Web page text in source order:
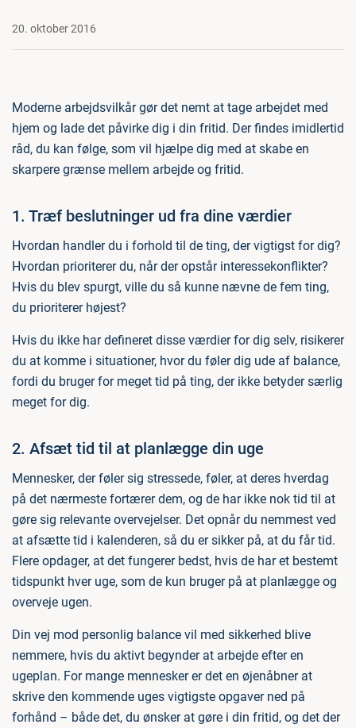
20. oktober 2016
Moderne arbejdsvilkår gør det nemt at tage arbejdet med
hjem og lade det påvirke dig i din fritid. Der findes imidlertid
råd, du kan følge, som vil hjælpe dig med at skabe en
skarpere grænse mellem arbejde og fritid.
1. Træf beslutninger ud fra dine værdier
Hvordan handler du i forhold til de ting, der vigtigst for dig?
Hvordan prioriterer du, når der opstår interessekonflikter?
Hvis du blev spurgt, ville du så kunne nævne de fem ting,
du prioriterer højest?
Hvis du ikke har defineret disse værdier for dig selv, risikerer
du at komme i situationer, hvor du føler dig ude af balance,
fordi du bruger for meget tid på ting, der ikke betyder særlig
meget for dig.
2. Afsæt tid til at planlægge din uge
Mennesker, der føler sig stressede, føler, at deres hverdag
på det nærmeste fortærer dem, og de har ikke nok tid til at
gøre sig relevante overvejelser. Det opnår du nemmest ved
at afsætte tid i kalenderen, så du er sikker på, at du får tid.
Flere opdager, at det fungerer bedst, hvis de har et bestemt
tidspunkt hver uge, som de kun bruger på at planlægge og
overveje ugen.
Din vej mod personlig balance vil med sikkerhed blive
nemmere, hvis du aktivt begynder at arbejde efter en
ugeplan. For mange mennesker er det en øjenåbner at
skrive den kommende uges vigtigste opgaver ned på
forhånd – både det, du ønsker at gøre i din fritid, og det der